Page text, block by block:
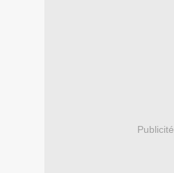
Publicité